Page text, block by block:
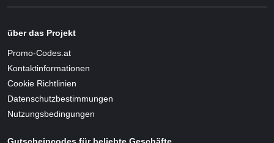
über das Projekt
Promo-Codes.at
Kontaktinformationen
Cookie Richtlinien
Datenschutzbestimmungen
Nutzungsbedingungen